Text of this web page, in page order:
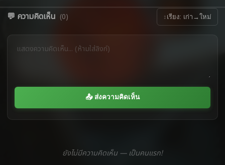
💬 ความคิดเห็น (0) ↕ เรียง: เก่า→ใหม่
📤 ส่งความคิดเห็น
ยังไม่มีความคิดเห็น — เป็นคนแรก!